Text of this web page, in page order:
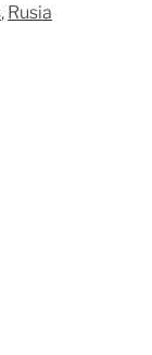
Rusia